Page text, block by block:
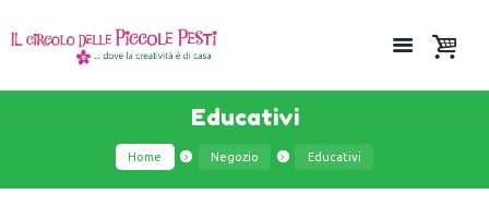
Educativi
Home Negozio Educativi